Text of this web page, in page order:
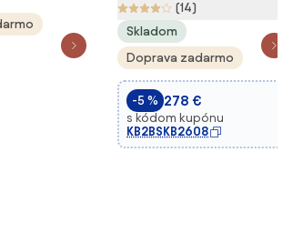
mm, 4 police, grafit / sivá
(14)
Skladom
Doprava zadarmo
-5 % 278 €
s kódom kupónu
KB2BSKB2608